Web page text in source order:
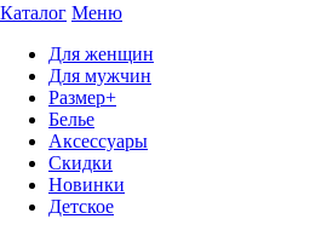
Каталог Меню
Для женщин
Для мужчин
Размер+
Белье
Аксессуары
Скидки
Новинки
Детское